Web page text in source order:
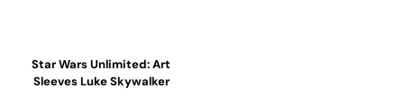
Star Wars Unlimited: Art
Sleeves Luke Skywalker